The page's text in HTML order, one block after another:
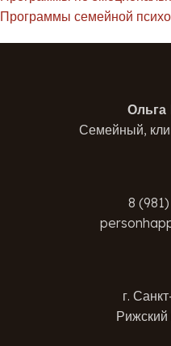
Программы семейной
Ольга
Семейный,
8
г.
Рижский